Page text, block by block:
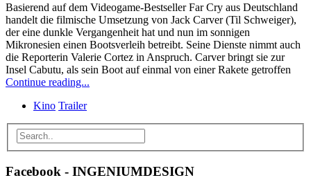
Basierend auf dem Videogame-Bestseller Far Cry aus Deutschland
handelt die filmische Umsetzung von Jack Carver (Til Schweiger),
der eine dunkle Vergangenheit hat und nun im sonnigen
Mikronesien einen Bootsverleih betreibt. Seine Dienste nimmt auch
die Reporterin Valerie Cortez in Anspruch. Carver bringt sie zur
Insel Cabutu, als sein Boot auf einmal von einer Rakete getroffen
Continue reading...
Kino Trailer
Facebook - INGENIUMDESIGN